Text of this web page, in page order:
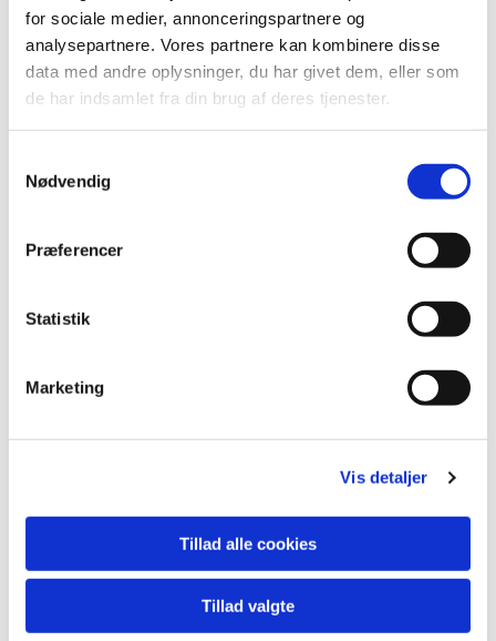
for sociale medier, annonceringspartnere og
analysepartnere. Vores partnere kan kombinere disse
data med andre oplysninger, du har givet dem, eller som
de har indsamlet fra din brug af deres tjenester.
Nødvendig
Præferencer
Statistik
Marketing
Vis detaljer
Tillad alle cookies
Tillad valgte
Gravermedhjælper
Henrik Rasmussen